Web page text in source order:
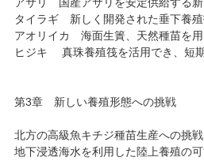
アサリ 国産アサリを安定供給する
タイラギ 新しく開発された垂下養
アオリイカ 海面生簀、天然種苗を
ヒジキ 真珠養殖筏を活用でき、短期
第3章 新しい養殖形態への挑戦
北方の高級魚キチジ種苗生産への挑戦
地下浸透海水を利用した陸上養殖の